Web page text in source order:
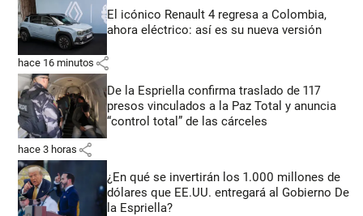
El icónico Renault 4 regresa a Colombia,
ahora eléctrico: así es su nueva versión
hace 16 minutos share
De la Espriella confirma traslado de 117
presos vinculados a la Paz Total y anuncia
“control total” de las cárceles
hace 3 horas share
¿En qué se invertirán los 1.000 millones de
dólares que EE.UU. entregará al Gobierno De
la Espriella?